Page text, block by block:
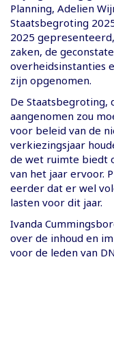
Planning, Adelien
Staatsbegroting
2025
zaken, de
overheidsinstanties
zijn opgenomen.
De Staatsbegroting,
aangenomen zou
voor beleid van de
verkiezingsjaar
de wet ruimte biedt
van het jaar ervoor.
eerder dat er wel
lasten voor dit jaar.
Ivanda
over de inhoud en
voor de leden van